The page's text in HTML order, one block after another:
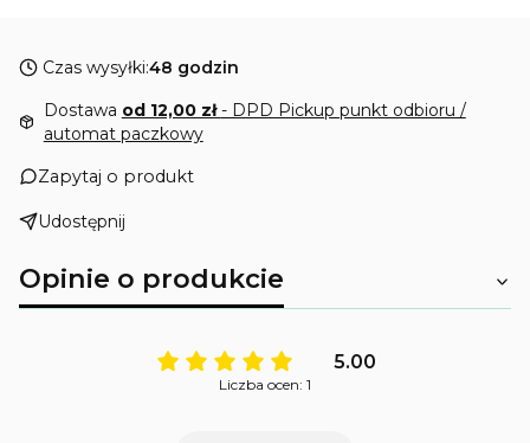
Czas wysyłki:48 godzin
Dostawa od 12,00 zł- DPD Pickup punkt odbioru /
automat paczkowy
Zapytaj o produkt
Udostępnij
Opinie o produkcie
5.00
Liczba ocen: 1